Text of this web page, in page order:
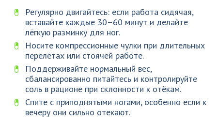
Регулярно двигайтесь: если работа сидячая,
вставайте каждые 30–60 минут и делайте
лёгкую разминку для ног.
Носите компрессионные чулки при длительных
перелётах или стоячей работе.
Поддерживайте нормальный вес,
сбалансированно питайтесь и контролируйте
соль в рационе при склонности к отёкам.
Спите с приподнятыми ногами, особенно если к
вечеру они сильно отекают.